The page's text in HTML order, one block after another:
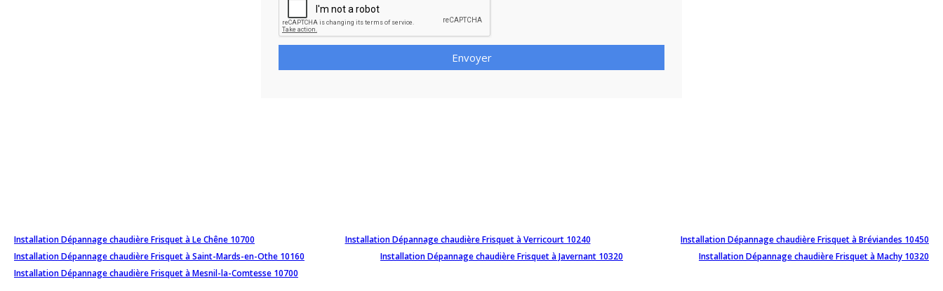
Envoyer
Installation Dépannage chaudière Frisquet à Le Chêne 10700 Installation Dépannage chaudière Frisquet à Verricourt 10240
Installation Dépannage chaudière Frisquet à Bréviandes 10450
Installation Dépannage chaudière Frisquet à Saint-Mards-en-Othe 10160
Installation Dépannage chaudière Frisquet à Javernant 10320
Installation Dépannage chaudière Frisquet à Machy 10320
Installation Dépannage chaudière Frisquet à Mesnil-la-Comtesse 10700